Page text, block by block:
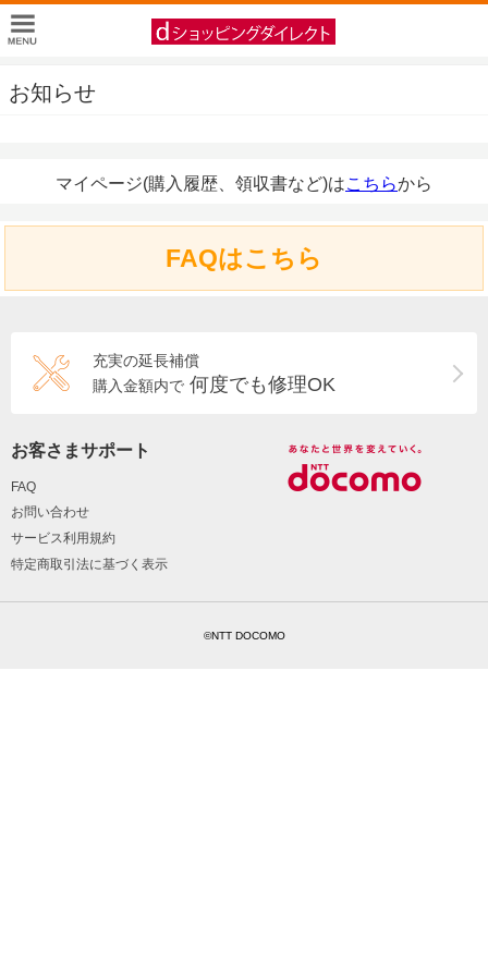
お知らせ
マイページ(購入履歴、領収書など)はこちらから
FAQはこちら
充実の延長補償
購入金額内で 何度でも修理OK
お客さまサポート
FAQ
お問い合わせ
サービス利用規約
特定商取引法に基づく表示
©NTT DOCOMO